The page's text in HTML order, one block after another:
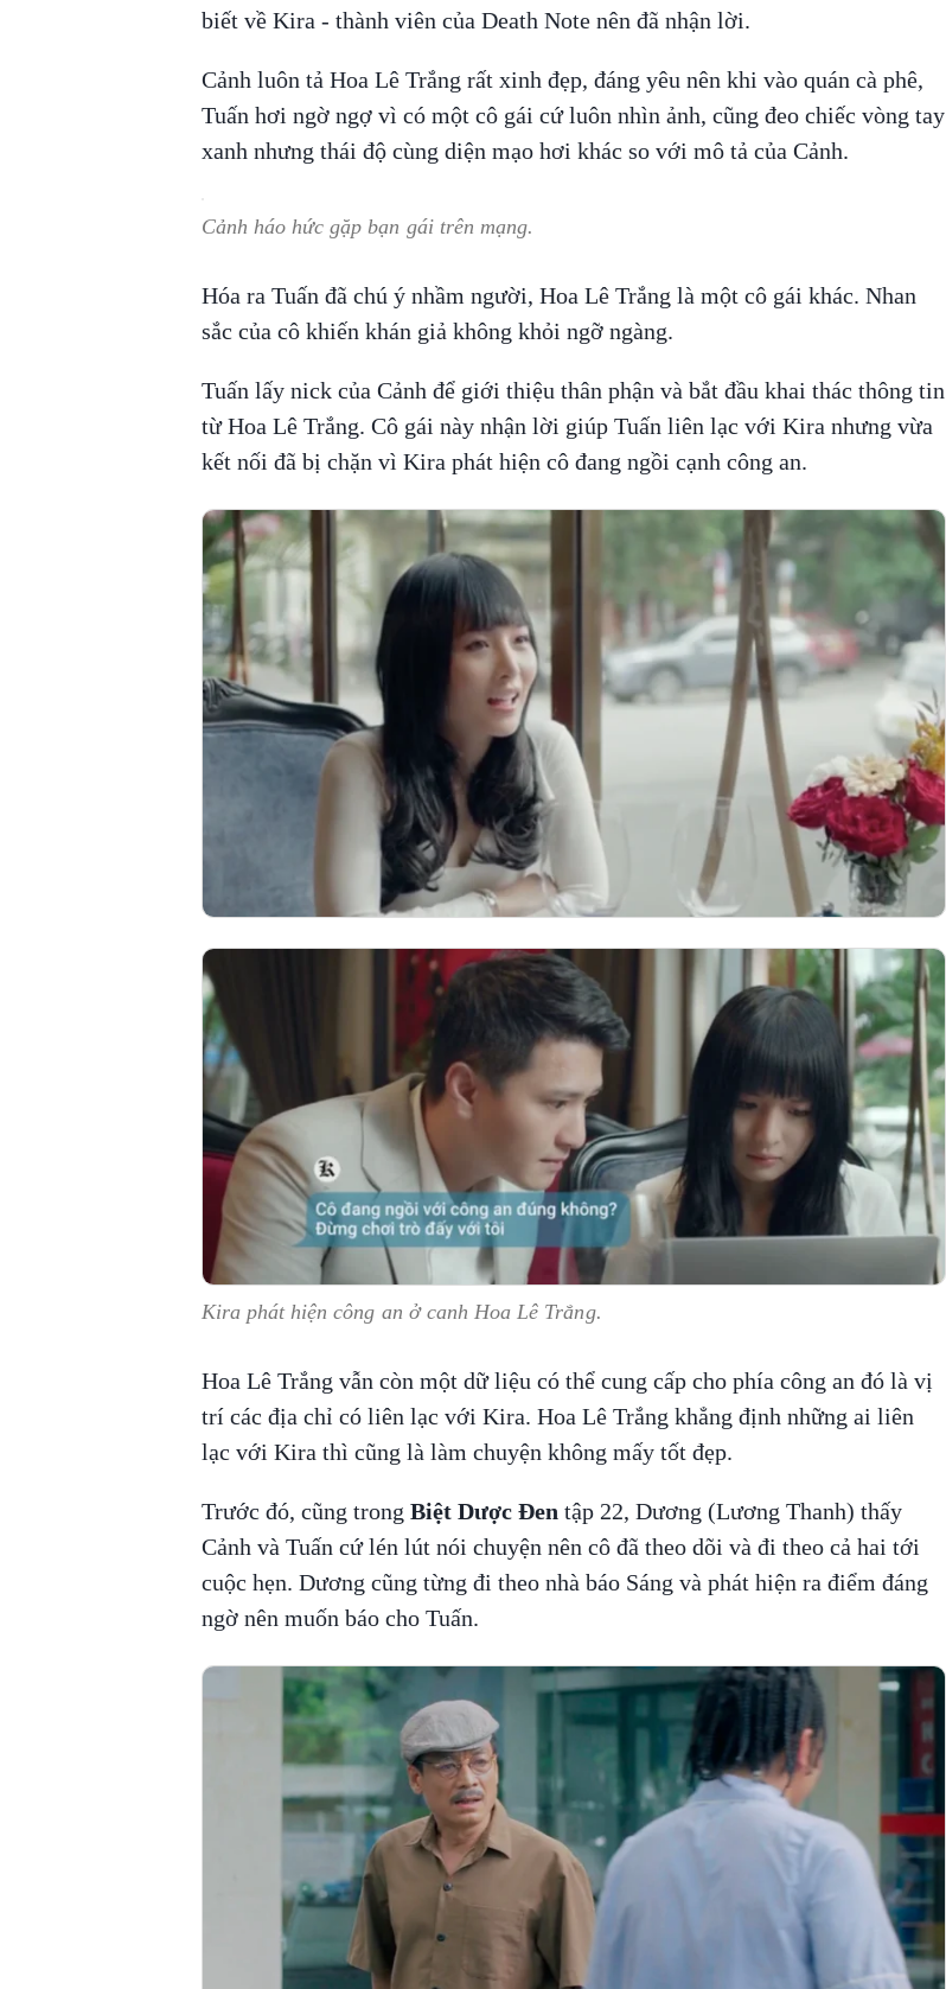
biết về Kira - thành viên của Death Note nên đã nhận lời.
Cảnh luôn tả Hoa Lê Trắng rất xinh đẹp, đáng yêu nên khi vào quán cà phê,
Tuấn hơi ngờ ngợ vì có một cô gái cứ luôn nhìn ảnh, cũng đeo chiếc vòng tay
xanh nhưng thái độ cùng diện mạo hơi khác so với mô tả của Cảnh.
Cảnh háo hức gặp bạn gái trên mạng.
Hóa ra Tuấn đã chú ý nhầm người, Hoa Lê Trắng là một cô gái khác. Nhan
sắc của cô khiến khán giả không khỏi ngỡ ngàng.
Tuấn lấy nick của Cảnh để giới thiệu thân phận và bắt đầu khai thác thông tin
từ Hoa Lê Trắng. Cô gái này nhận lời giúp Tuấn liên lạc với Kira nhưng vừa
kết nối đã bị chặn vì Kira phát hiện cô đang ngồi cạnh công an.
Kira phát hiện công an ở canh Hoa Lê Trắng.
Hoa Lê Trắng vẫn còn một dữ liệu có thể cung cấp cho phía công an đó là vị
trí các địa chỉ có liên lạc với Kira. Hoa Lê Trắng khẳng định những ai liên
lạc với Kira thì cũng là làm chuyện không mấy tốt đẹp.
Trước đó, cũng trong Biệt Dược Đentập 22, Dương (Lương Thanh) thấy
Cảnh và Tuấn cứ lén lút nói chuyện nên cô đã theo dõi và đi theo cả hai tới
cuộc hẹn. Dương cũng từng đi theo nhà báo Sáng và phát hiện ra điểm đáng
ngờ nên muốn báo cho Tuấn.